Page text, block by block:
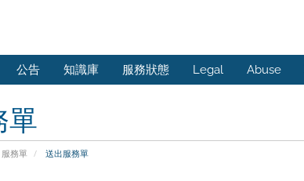
公告 知識庫 服務狀態 Legal Abuse
單
服務單 送出服務單